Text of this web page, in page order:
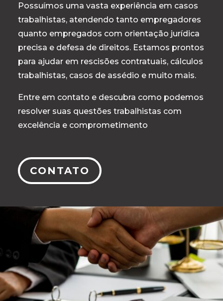
Possuímos uma vasta experiência em casos
trabalhistas, atendendo tanto empregadores
quanto empregados com orientação jurídica
precisa e defesa de direitos. Estamos prontos
para ajudar em rescisões contratuais, cálculos
trabalhistas, casos de assédio e muito mais.
Entre em contato e descubra como podemos
resolver suas questões trabalhistas com
excelência e comprometimento
CONTATO